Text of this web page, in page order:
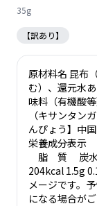
35g
【訳あり】
原材料名 昆布
む）、還元水
味料（有機酸
（キサンタン
んぴょう】中
栄養成分表示
脂 質 炭水
204kcal 1.5g
メージです。
になる場合が